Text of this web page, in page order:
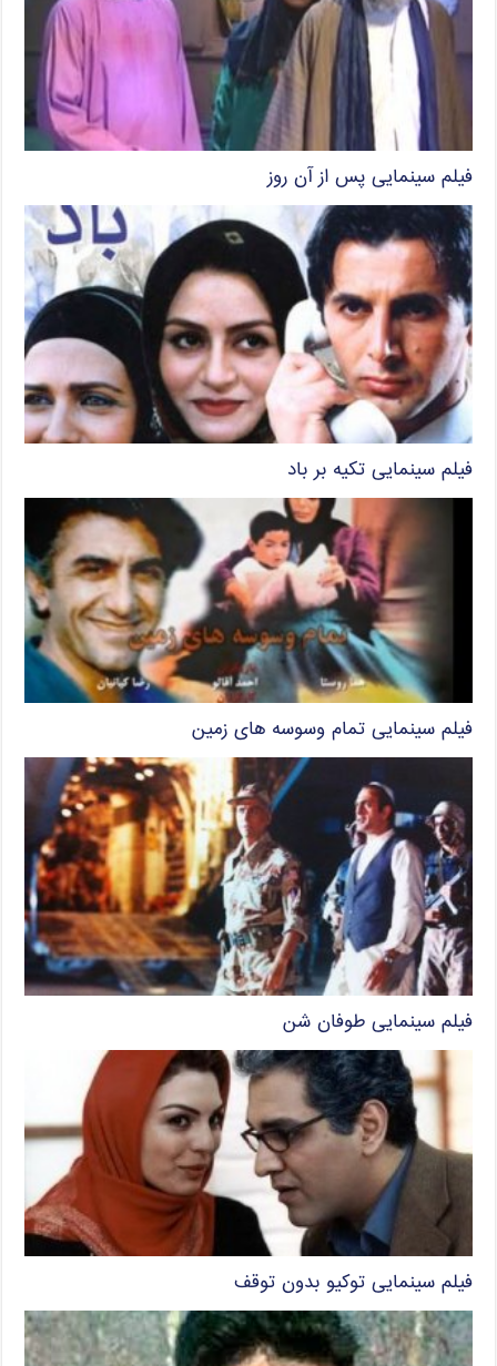
فیلم سینمایی پس از آن روز
فیلم سینمایی تکیه بر باد
فیلم سینمایی تمام وسوسه های زمین
فیلم سینمایی طوفان شن
فیلم سینمایی توکیو بدون توقف